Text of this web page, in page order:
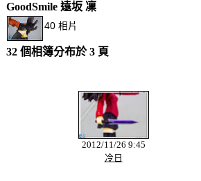
GoodSmile 遠坂 凜
40 相片
32 個相簿分布於 3 頁
2012/11/26 9:45
冷日